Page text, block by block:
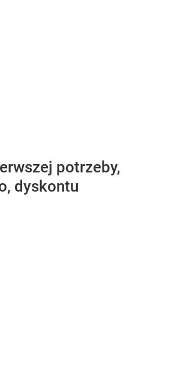
potrzeby,
dyskontu